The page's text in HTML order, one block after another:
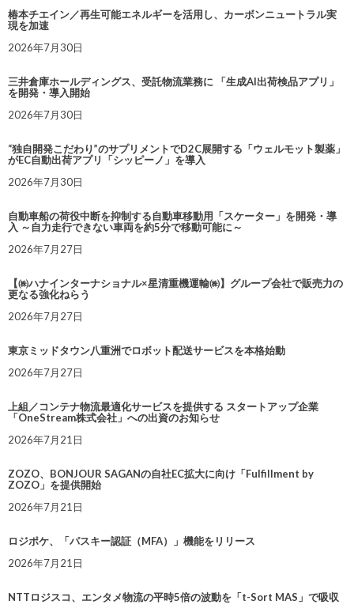
椿本チエイン／再生可能エネルギーを活用し、カーボンニュートラル実
現を加速
2026年7月30日
三井倉庫ホールディングス、受託物流業務に 「生成AI出荷検品アプリ」
を開発・導入開始
2026年7月30日
“独自開発こだわり”のサプリメントでD2C展開する「ウェルモット製薬」
がEC自動出荷アプリ「シッピーノ」を導入
2026年7月30日
自動車船の荷役中断を抑制する自動車移動用「スケーター」を開発・導
入 ～自力走行できない車両を約5分で移動可能に～
2026年7月27日
【㈱ハナインターナショナル×星清重機運輸㈱】グループ会社で販売力の
更なる強化ねらう
2026年7月27日
東京ミッドタウン八重洲でロボット配送サービスを本格始動
2026年7月27日
上組／コンテナ物流最適化サービスを提供する スタートアップ企業
「OneStream株式会社」への出資のお知らせ
2026年7月21日
ZOZO、BONJOUR SAGANの自社EC拡大に向け「Fulfillment by
ZOZO」を提供開始
2026年7月21日
ロジポケ、「パスキー認証（MFA）」機能をリリース
2026年7月21日
NTTロジスコ、エンタメ物流の平時5倍の波動を「t-Sort MAS」で吸収